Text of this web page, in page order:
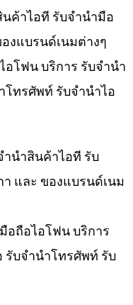
ค้าไอที รับจำนำมือ
งแบรนด์เนมต่างๆ
โฟน บริการ รับจำนำ
ทรศัพท์ รับจำนำไอ
นำสินค้าไอที รับ
และ ของแบรนด์เนม
อถือไอโฟน บริการ
รับจำนำโทรศัพท์ รับ